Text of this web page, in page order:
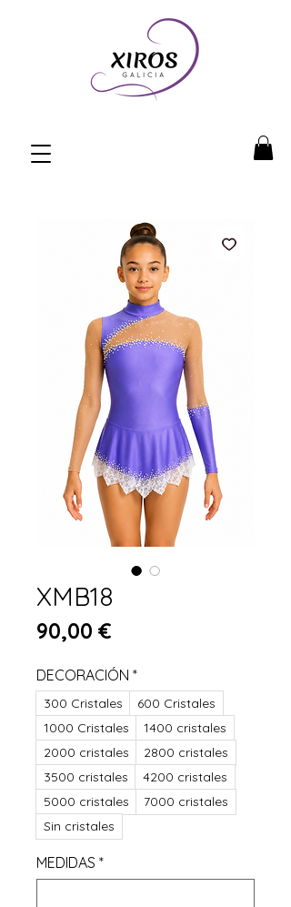
XMB18
90,00 €
DECORACIÓN *
300 Cristales
600 Cristales
1000 Cristales
1400 cristales
2000 cristales
2800 cristales
3500 cristales
4200 cristales
5000 cristales
7000 cristales
Sin cristales
MEDIDAS *